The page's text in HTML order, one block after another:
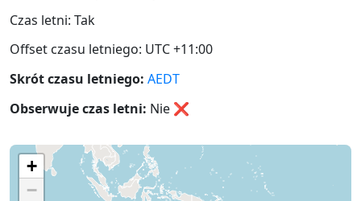
Czas letni: Tak
Offset czasu letniego: UTC +11:00
Skrót czasu letniego: AEDT
Obserwuje czas letni: Nie ❌
+
−